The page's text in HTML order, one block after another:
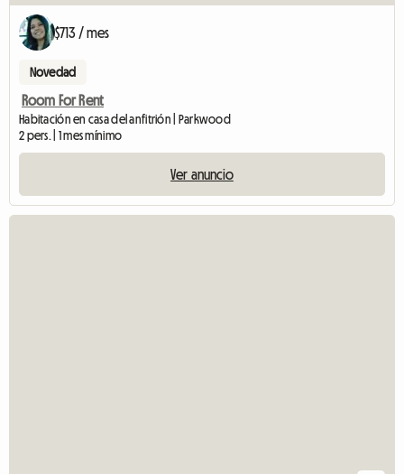
$713 / mes
Novedad
Room For Rent
Habitación en casa del anfitrión | Parkwood
2 pers. | 1 mes mínimo
Ver anuncio